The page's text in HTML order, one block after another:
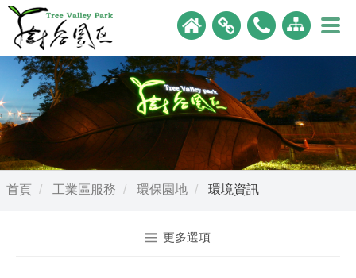
首頁 工業區服務 環保園地 環境資訊
更多選項